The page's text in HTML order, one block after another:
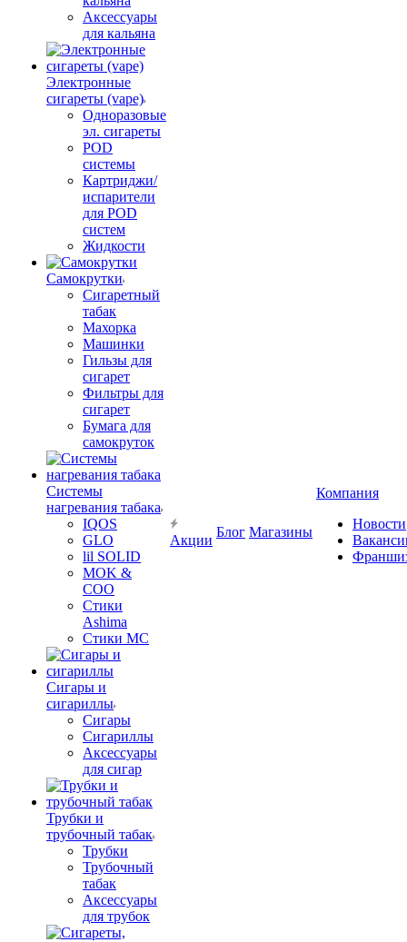
Аксессуары
для кальяна
Электронные
сигареты (vape)
Одноразовые
эл. сигареты
POD
системы
Картриджи/
испарители
для POD
систем
Жидкости
Самокрутки
Сигаретный
табак
Махорка
Машинки
Гильзы для
сигарет
Фильтры для
сигарет
Бумага для
самокруток
Системы
нагревания табака
IQOS
GLO
lil SOLID
MOK &
COO
Стики
Ashima
Стики MC
Сигары и
сигариллы
Сигары
Сигариллы
Аксессуары
для сигар
Трубки и
трубочный табак
Трубки
Трубочный
табак
Аксессуары
для трубок
Акции
Блог Магазины
Компания
Новости